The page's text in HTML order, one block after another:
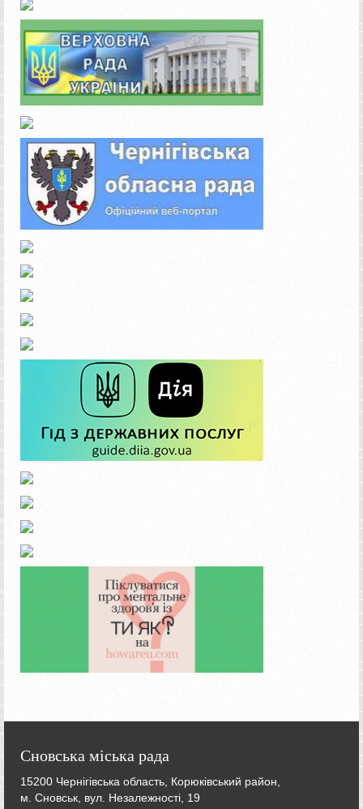
Сновська міська рада
15200 Чернігівська область, Корюківський район,
м. Сновськ, вул. Незалежності, 19